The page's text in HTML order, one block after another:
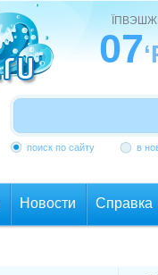
07
поиск по сайту в
Новости Справка